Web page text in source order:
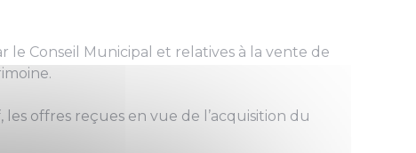
le Conseil Municipal et relatives à la vente de
offres reçues en vue de l’acquisition du